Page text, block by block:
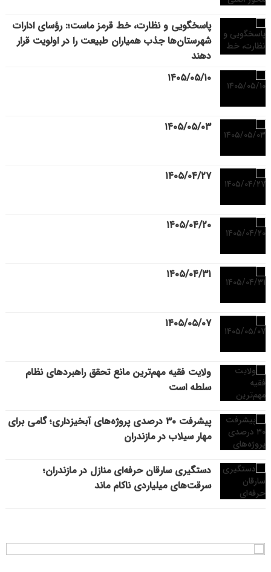
پاسخگویی و نظارت، خط قرمز ماست؛: رؤسای ادارات
شهرستان‌ها جذب همیاران طبیعت را در اولویت قرار
دهند
۱۴۰۵/۰۵/۱۰
۱۴۰۵/۰۵/۰۳
۱۴۰۵/۰۴/۲۷
۱۴۰۵/۰۴/۲۰
۱۴۰۵/۰۴/۳۱
۱۴۰۵/۰۵/۰۷
ولایت فقیه مهم‌ترین مانع تحقق راهبردهای نظام
سلطه است
پیشرفت ۳۰ درصدی پروژه‌های آبخیزداری؛ گامی برای
مهار سیلاب در مازندران
دستگیری سارقان حرفه‌ای منازل در مازندران؛
سرقت‌های میلیاردی ناکام ماند